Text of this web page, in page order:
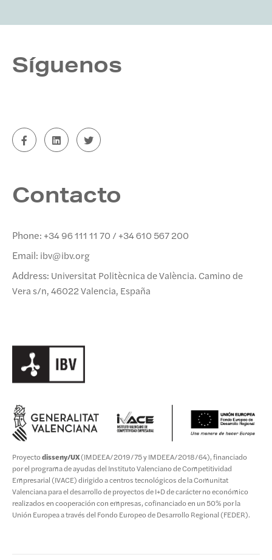
Síguenos
Contacto
Phone:+34 96 111 11 70 / +34 610 567 200
Email: ibv@ibv.org
Address: Universitat Politècnica de València. Camino de
Vera s/n, 46022 Valencia, España
Proyectodisseny/UX(IMDEEA/2019/75 y IMDEEA/2018/64), financiado
por el programa de ayudas del Instituto Valenciano de Competitividad
Empresarial (IVACE) dirigido a centros tecnológicos de la Comunitat
Valenciana para el desarrollo de proyectos de I+D de carácter no económico
realizados en cooperación con empresas, cofinanciado en un 50% por la
Unión Europea a través del Fondo Europeo de Desarrollo Regional (FEDER).